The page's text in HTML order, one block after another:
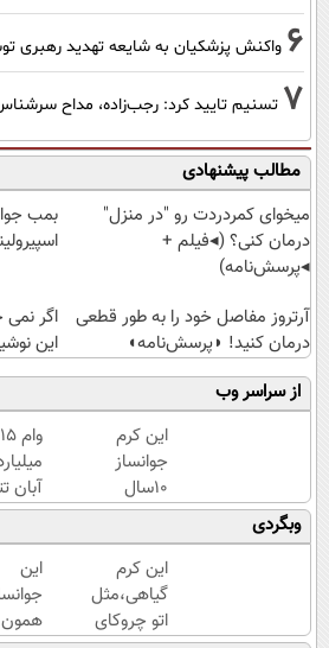
6 واکنش پزشکیان به شایعه تهدید رهبری
7 تسنیم تایید کرد: رجب‌زاده، مداح
مطالب پیشنهادی
میخوای کمردردت رو "در منزل"
درمان کنی؟ (◂فیلم +
◂پرسش‌نامه)
بمب
آرتروز مفاصل خود را به طور قطعی
درمان کنید! ◗پرسش‌نامه◖
اگر
این
از سراسر وب
این کرم
جوانساز
10سال
سنتو
کم
میکنه
(با
تخفیف
وام 15
آبان
|
فقط
احراز
هویت
وبگردی
این کرم
گیاهی،مثل
اتو چروکای
این
همون